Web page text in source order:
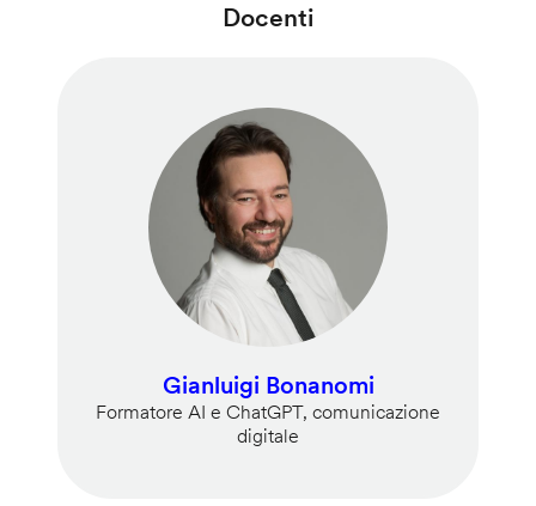
Docenti
Gianluigi Bonanomi
Formatore AI e ChatGPT, comunicazione
digitale